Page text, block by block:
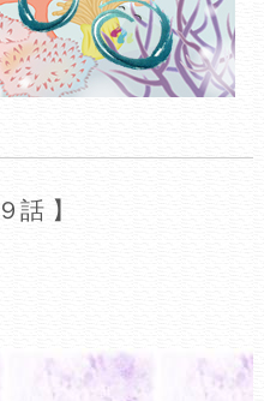
話 】